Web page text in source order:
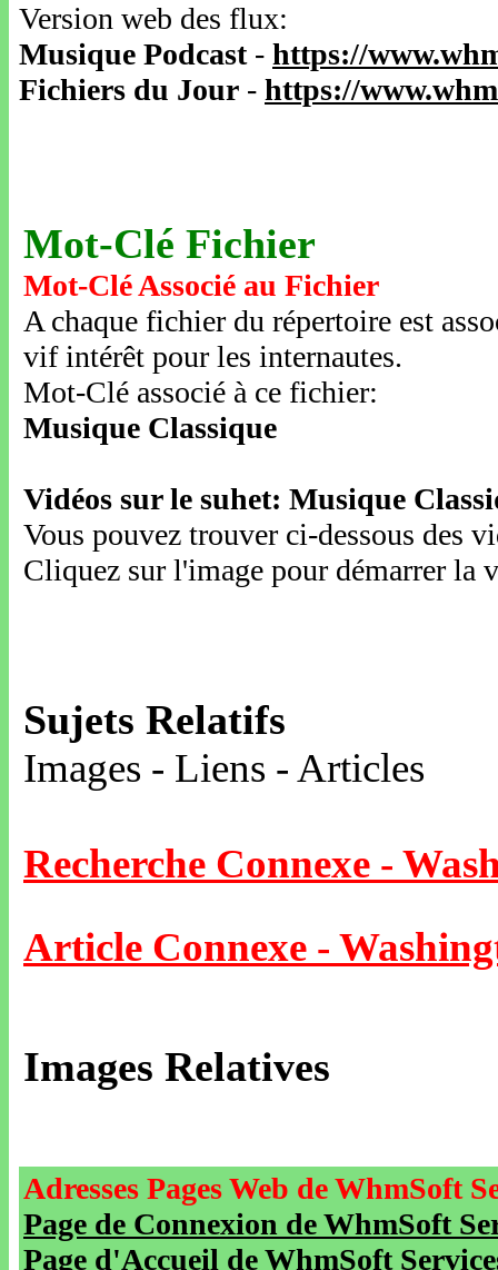
Version web des flux:
Musique Podcast- https://
Fichiers du Jour - https://
Mot-Clé Fichier
Mot-Clé Associé au Fichier
A chaque fichier du répertoire est
vif intérêt pour les internautes.
Mot-Clé associé à ce fichier:
Musique Classique
Vidéos sur le suhet: Musique
Vous pouvez trouver ci-dessous des
Cliquez sur l'image pour démarrer la
Sujets Relatifs
Images - Liens - Articles
Recherche Connexe -
Article Connexe -
Images Relatives
Adresses Pages Web de WhmSoft
Page de Connexion de WhmSoft
Page d'Accueil de WhmSoft